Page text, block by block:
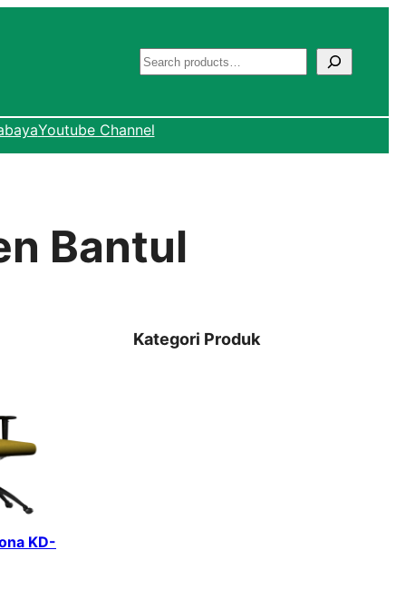
S
a
h
Youtube Channel
Bantul
KD-
Kategori Produk